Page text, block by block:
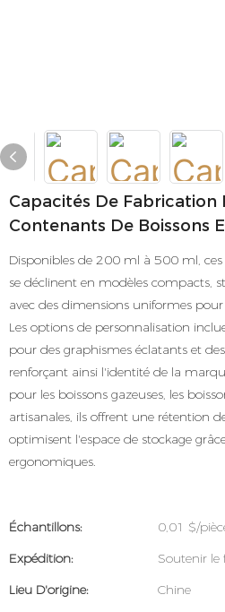
Capacités De Fabrication
Contenants De Boissons
Disponibles de 200 ml à 500 ml,
se déclinent en modèles compacts,
avec des dimensions uniformes
Les options de personnalisation
pour des graphismes éclatants et
renforçant ainsi l'identité de la
pour les boissons gazeuses, les
artisanales, ils offrent une rétention
optimisent l'espace de stockage
ergonomiques.
Échantillons:
0,01 $/
Expédition:
Soutenir
Lieu D'origine:
Chine